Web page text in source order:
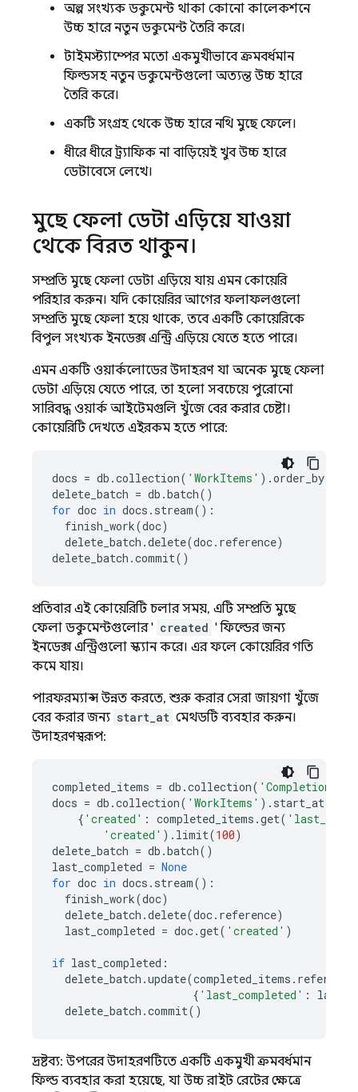
অল্প সংখ্যক ডকুমেন্ট থাকা কোনো কালেকশনে
উচ্চ হারে নতুন ডকুমেন্ট তৈরি করে।
টাইমস্ট্যাম্পের মতো একমুখীভাবে ক্রমবর্ধমান
ফিল্ডসহ নতুন ডকুমেন্টগুলো অত্যন্ত উচ্চ হারে
তৈরি করে।
একটি সংগ্রহ থেকে উচ্চ হারে নথি মুছে ফেলে।
ধীরে ধীরে ট্র্যাফিক না বাড়িয়েই খুব উচ্চ হারে
ডেটাবেসে লেখে।
মুছে ফেলা ডেটা এড়িয়ে যাওয়া
থেকে বিরত থাকুন।
সম্প্রতি মুছে ফেলা ডেটা এড়িয়ে যায় এমন কোয়েরি
পরিহার করুন। যদি কোয়েরির আগের ফলাফলগুলো
সম্প্রতি মুছে ফেলা হয়ে থাকে, তবে একটি কোয়েরিকে
বিপুল সংখ্যক ইনডেক্স এন্ট্রি এড়িয়ে যেতে হতে পারে।
এমন একটি ওয়ার্কলোডের উদাহরণ যা অনেক মুছে ফেলা
ডেটা এড়িয়ে যেতে পারে, তা হলো সবচেয়ে পুরোনো
সারিবদ্ধ ওয়ার্ক আইটেমগুলি খুঁজে বের করার চেষ্টা।
কোয়েরিটি দেখতে এইরকম হতে পারে:
docs = db .collection( 'WorkItems' ) .order_by
delete_batch = db .batch()
for doc in docs . stream():
finish_work(doc)
delete_batch .delete(doc. reference)
delete_batch .commit()
প্রতিবার এই কোয়েরিটি চলার সময়, এটি সম্প্রতি মুছে
ফেলা ডকুমেন্টগুলোর ' created ' ফিল্ডের জন্য
ইনডেক্স এন্ট্রিগুলো স্ক্যান করে। এর ফলে কোয়েরির গতি
কমে যায়।
পারফরম্যান্স উন্নত করতে, শুরু করার সেরা জায়গা খুঁজে
বের করার জন্য start_at মেথডটি ব্যবহার করুন।
উদাহরণস্বরূপ:
completed_items = db .collection(
docs = db .collection( 'WorkItems' ) . start_at
{ 'created' : completed_items .get(
'created' ) . limit(100)
delete_batch = db .batch()
last_completed = None
for doc in docs . stream():
finish_work(doc)
delete_batch .delete(doc. reference)
last_completed = doc.get( 'created' )
if last_completed :
delete_batch .update(completed_items . reference
{ 'last_completed' :
delete_batch .commit()
দ্রষ্টব্য: উপরের উদাহরণটিতে একটি একমুখী ক্রমবর্ধমান
ফিল্ড ব্যবহার করা হয়েছে, যা উচ্চ রাইট রেটের ক্ষেত্রে